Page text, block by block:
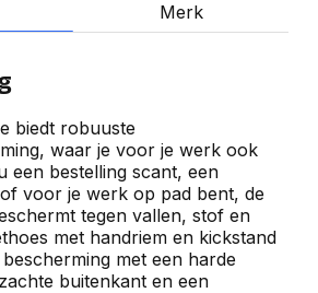
Merk
biedt robuuste
waar je voor je werk ook
een bestelling scant, een
voor je werk op pad bent, de
tegen vallen, stof en
met handriem en kickstand
met een harde
buitenkant en een